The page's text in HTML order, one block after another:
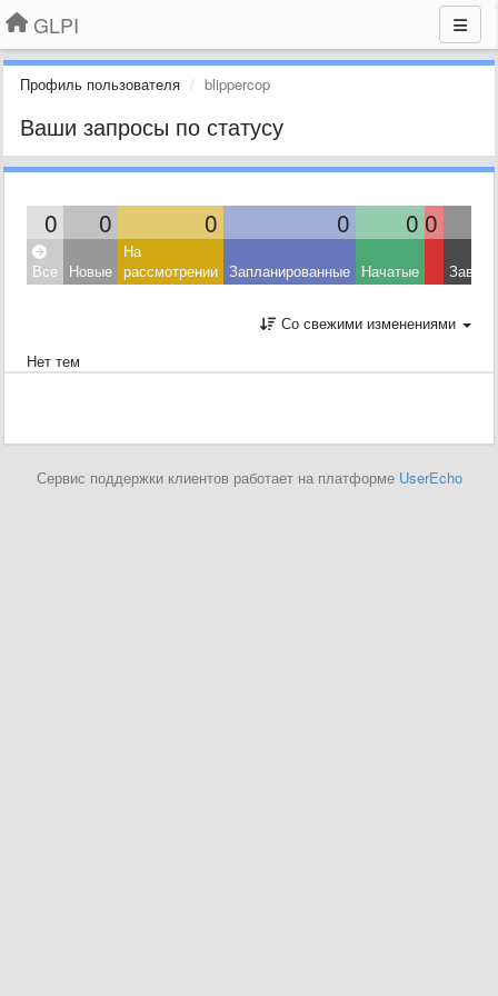
GLPI
Профиль пользователя blippercop
Ваши запросы по статусу
0 0 0 0 0 0
Все Новые
На
рассмотрении Запланированные Начатые
Со свежими изменениями
Нет тем
Сервис поддержки клиентов работает на платформе UserEcho